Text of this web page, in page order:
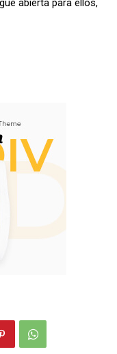
abierta para ellos,